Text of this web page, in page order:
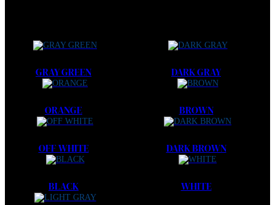
GRAY GREEN DARK GRAY
ORANGE BROWN
OFF WHITE DARK BROWN
BLACK WHITE